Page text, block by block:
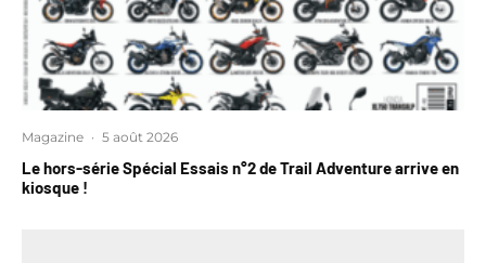
Magazine · 5 août 2026
Le hors-série Spécial Essais n°2 de Trail Adventure arrive en
kiosque !